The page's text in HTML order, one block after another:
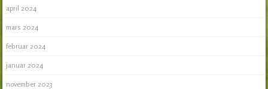
april 2024
mars 2024
februar 2024
januar 2024
november 2023